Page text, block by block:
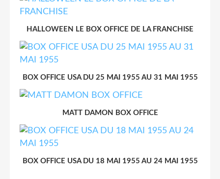
HALLOWEEN LE BOX OFFICE DE LA FRANCHISE
BOX OFFICE USA DU 25 MAI 1955 AU 31 MAI 1955
MATT DAMON BOX OFFICE
BOX OFFICE USA DU 18 MAI 1955 AU 24 MAI 1955